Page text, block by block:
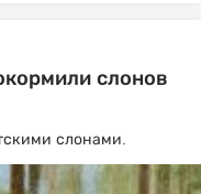
слонов
слонами.